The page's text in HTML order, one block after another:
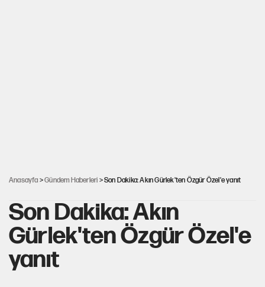
Anasayfa >Gündem Haberleri > Son Dakika: Akın Gürlek'ten Özgür Özel'e yanıt
Son Dakika: Akın
Gürlek'ten Özgür Özel'e
yanıt